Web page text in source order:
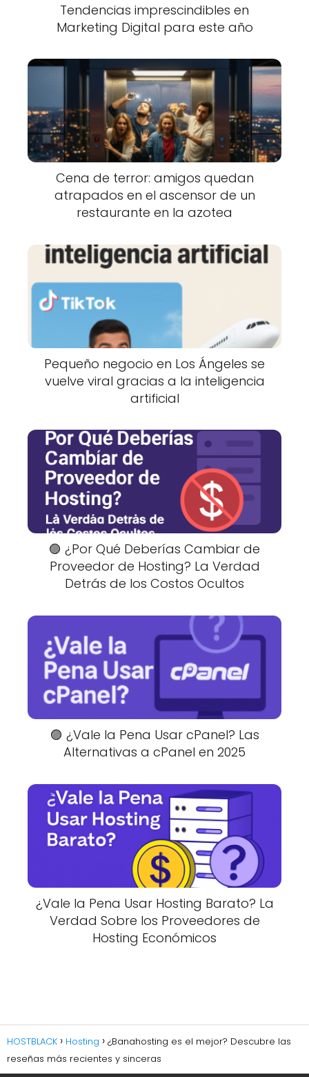
Tendencias imprescindibles en
Marketing Digital para este año
Cena de terror: amigos quedan
atrapados en el ascensor de un
restaurante en la azotea
Pequeño negocio en Los Ángeles se
vuelve viral gracias a la inteligencia
artificial
🟣 ¿Por Qué Deberías Cambiar de
Proveedor de Hosting? La Verdad
Detrás de los Costos Ocultos
🟣 ¿Vale la Pena Usar cPanel? Las
Alternativas a cPanel en 2025
¿Vale la Pena Usar Hosting Barato? La
Verdad Sobre los Proveedores de
Hosting Económicos
HOSTBLACK Hosting
¿Banahosting es el mejor? Descubre las
reseñas más recientes y sinceras